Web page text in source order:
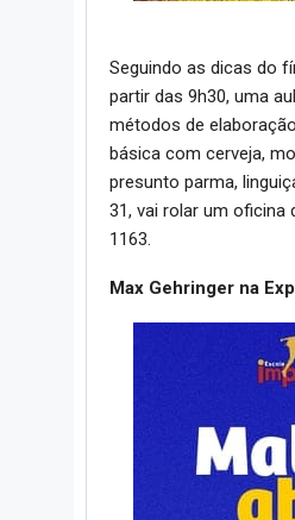
Seguindo as dicas do
partir das 9h30, uma
métodos de
básica com cerveja,
presunto parma,
31, vai rolar um
1163.
Max Gehringer na